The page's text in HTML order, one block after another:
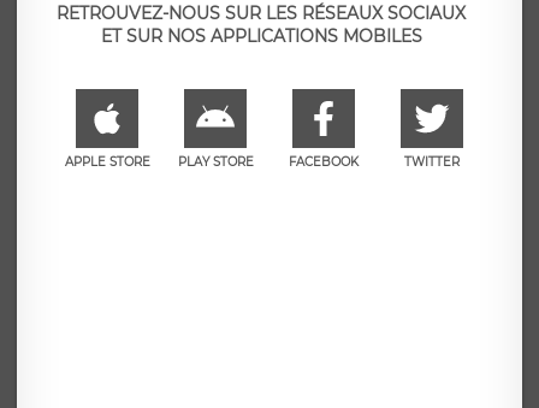
RETROUVEZ-NOUS SUR LES RÉSEAUX SOCIAUX
ET SUR NOS APPLICATIONS MOBILES
APPLE STORE PLAY STORE FACEBOOK TWITTER